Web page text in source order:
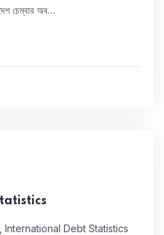
চেম্বার অব…
Debt Statistics